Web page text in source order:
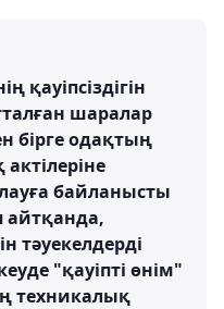
қауіпсіздігін
шаралар
бірге одақтың
байланысты
айтқанда,
тәуекелдерді
"қауіпті өнім"
техникалық